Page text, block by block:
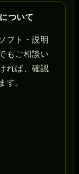
ついて
フト・説明
もご相談い
れば、確認
す。